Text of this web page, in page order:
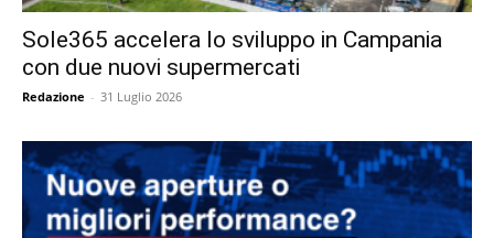
Sole365 accelera lo sviluppo in Campania
con due nuovi supermercati
Redazione - 31 Luglio 2026